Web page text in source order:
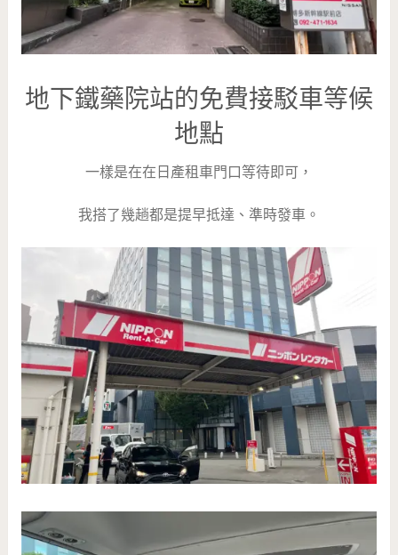
地下鐵藥院站的免費接駁車等候
地點
一樣是在在日產租車門口等待即可，
我搭了幾趟都是提早抵達、準時發車。